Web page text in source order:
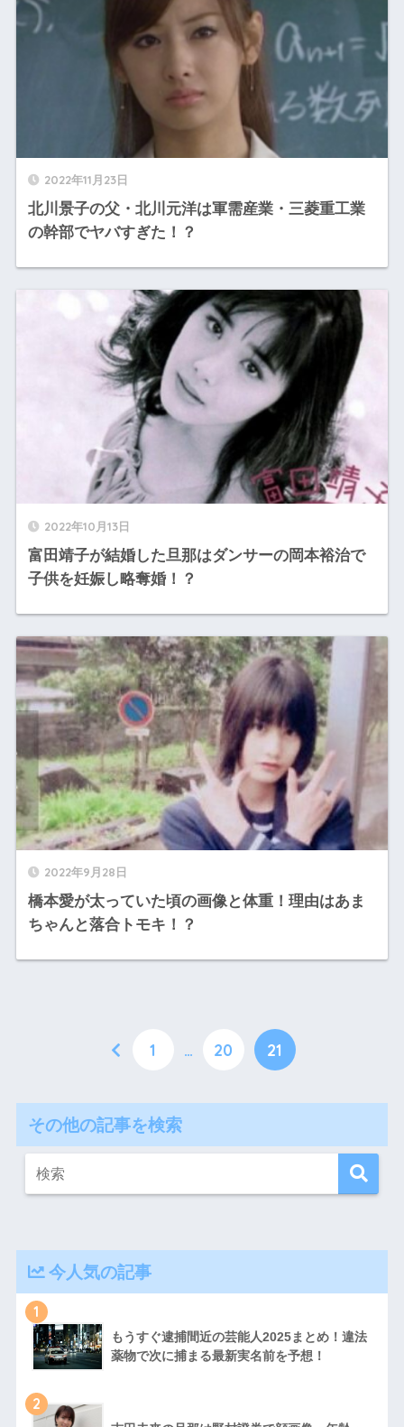
2022年11月23日
北川景子の父・北川元洋は軍需産業・三菱重工業
の幹部でヤバすぎた！？
2022年10月13日
富田靖子が結婚した旦那はダンサーの岡本裕治で
子供を妊娠し略奪婚！？
2022年9月28日
橋本愛が太っていた頃の画像と体重！理由はあま
ちゃんと落合トモキ！？
1 … 20 21
その他の記事を検索
今人気の記事
1
もうすぐ逮捕間近の芸能人2025まとめ！違法
薬物で次に捕まる最新実名前を予想！
2